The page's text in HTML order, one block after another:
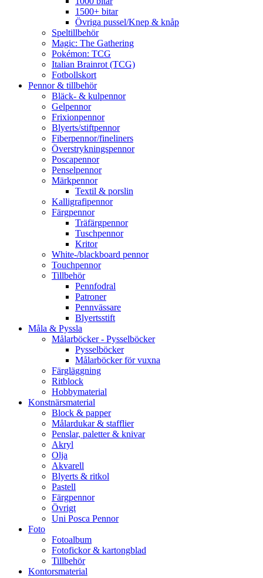
1500+ bitar
Övriga pussel/Knep & knåp
Speltillbehör
Magic: The Gathering
Pokémon: TCG
Italian Brainrot (TCG)
Fotbollskort
Pennor & tillbehör
Bläck- & kulpennor
Gelpennor
Frixionpennor
Blyerts/stiftpennor
Fiberpennor/fineliners
Överstrykningspennor
Poscapennor
Penselpennor
Märkpennor
Textil & porslin
Kalligrafipennor
Färgpennor
Träfärgpennor
Tuschpennor
Kritor
White-/blackboard pennor
Touchpennor
Tillbehör
Pennfodral
Patroner
Pennvässare
Blyertsstift
Måla & Pyssla
Målarböcker - Pysselböcker
Pysselböcker
Målarböcker för vuxna
Färgläggning
Ritblock
Hobbymaterial
Konstnärsmaterial
Block & papper
Målardukar & stafflier
Penslar, paletter & knivar
Akryl
Olja
Akvarell
Blyerts & ritkol
Pastell
Färgpennor
Övrigt
Uni Posca Pennor
Foto
Fotoalbum
Fotofickor & kartongblad
Tillbehör
Kontorsmaterial